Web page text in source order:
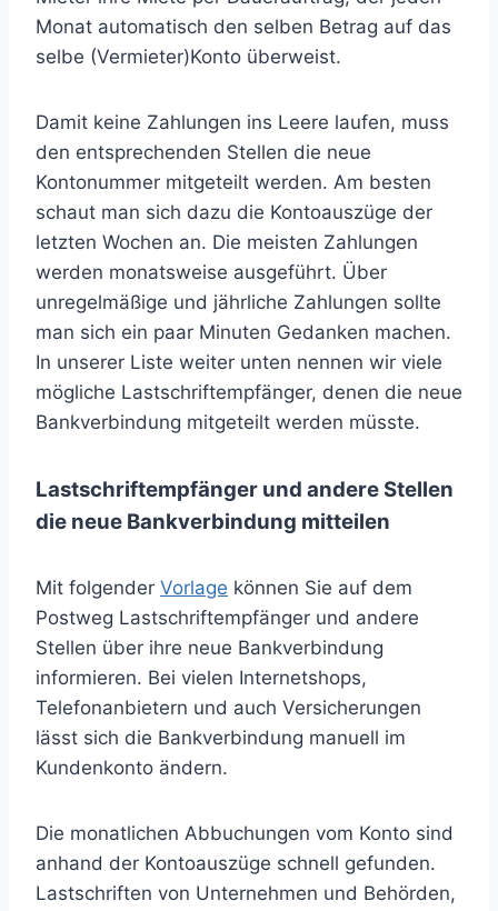
Monat automatisch den selben Betrag auf das
selbe (Vermieter)Konto überweist.
Damit keine Zahlungen ins Leere laufen, muss
den entsprechenden Stellen die neue
Kontonummer mitgeteilt werden. Am besten
schaut man sich dazu die Kontoauszüge der
letzten Wochen an. Die meisten Zahlungen
werden monatsweise ausgeführt. Über
unregelmäßige und jährliche Zahlungen sollte
man sich ein paar Minuten Gedanken machen.
In unserer Liste weiter unten nennen wir viele
mögliche Lastschriftempfänger, denen die neue
Bankverbindung mitgeteilt werden müsste.
Lastschriftempfänger und andere Stellen
die neue Bankverbindung mitteilen
Mit folgender Vorlage können Sie auf dem
Postweg Lastschriftempfänger und andere
Stellen über ihre neue Bankverbindung
informieren. Bei vielen Internetshops,
Telefonanbietern und auch Versicherungen
lässt sich die Bankverbindung manuell im
Kundenkonto ändern.
Die monatlichen Abbuchungen vom Konto sind
anhand der Kontoauszüge schnell gefunden.
Lastschriften von Unternehmen und Behörden,